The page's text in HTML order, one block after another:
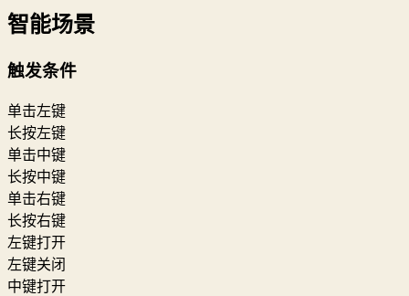
智能场景
触发条件
单击左键
长按左键
单击中键
长按中键
单击右键
长按右键
左键打开
左键关闭
中键打开